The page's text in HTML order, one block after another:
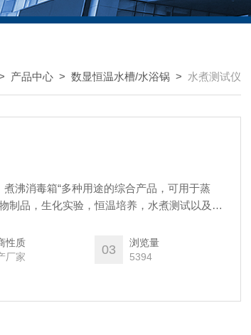
产品中心 > 数显恒温水槽/水浴锅 > 水煮测试仪
煮沸消毒箱“多种用途的综合产品，可用于蒸
制品，生化实验，恒温培养，水煮测试以及对
性质
厂家
03
浏览量
5394